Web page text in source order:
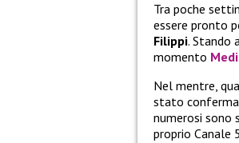
Tra poche
essere pronto
Filippi. Stando
momento
Nel mentre,
stato
numerosi sono
proprio Canale